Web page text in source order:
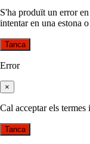
S'ha produït un error
intentar en una estona
Tanca
Error
×
Cal acceptar els termes
Tanca